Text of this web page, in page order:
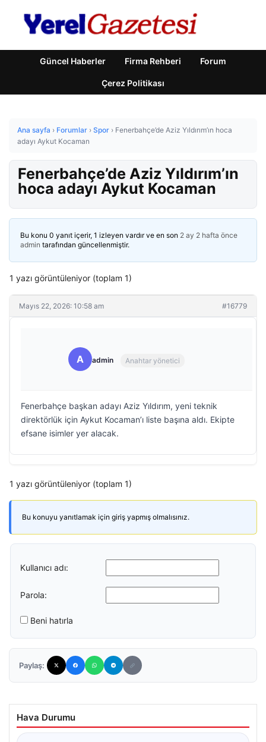
Güncel Haberler Firma Rehberi Forum
Çerez Politikası
Ana sayfa › Forumlar › Spor › Fenerbahçe’de Aziz Yıldırım’ın hoca
adayı Aykut Kocaman
Fenerbahçe’de Aziz Yıldırım’ın
hoca adayı Aykut Kocaman
Bu konu 0 yanıt içerir, 1 izleyen vardır ve en son 2 ay 2 hafta önce
admin tarafından güncellenmiştir.
1 yazı görüntüleniyor (toplam 1)
Mayıs 22, 2026: 10:58 am #16779
A admin Anahtar yönetici
Fenerbahçe başkan adayı Aziz Yıldırım, yeni teknik
direktörlük için Aykut Kocaman’ı liste başına aldı. Ekipte
efsane isimler yer alacak.
1 yazı görüntüleniyor (toplam 1)
Bu konuyu yanıtlamak için giriş yapmış olmalısınız.
Kullanıcı adı:
Parola:
Beni hatırla
Paylaş:
Hava Durumu